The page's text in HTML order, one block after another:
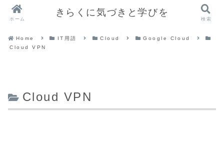
Home IT用語 Cloud
Google Cloud
Cloud VPN
Cloud VPN
ホーム
きらくに気づきと学びを
検索